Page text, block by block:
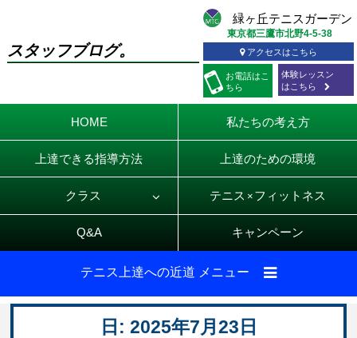
スタッフブログ。
お電話はこ
ちら
東京都三鷹市北野4-5-38
アクセスはこちら
体験レッスン
はこちら
HOME 私たちの考え方
上達できる指導方法 上達のための環境
クラス テニス × フィットネス
Q&A キャンペーン
テニス上達への近道 メニュー
日: 2025年7月23日